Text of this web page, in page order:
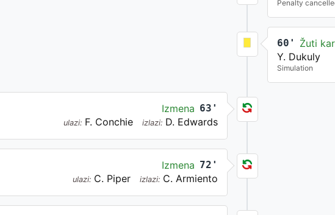
Penalty
60'
Žuti
Y. Dukuly
Simulation
Izmena 63'
ulazi: F. Conchie izlazi: D. Edwards
Izmena 72'
ulazi: C. Piper izlazi: C. Armiento